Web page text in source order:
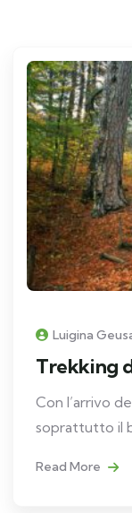
Luigina
Trekking
Con l’arrivo
soprattutto il
Read More